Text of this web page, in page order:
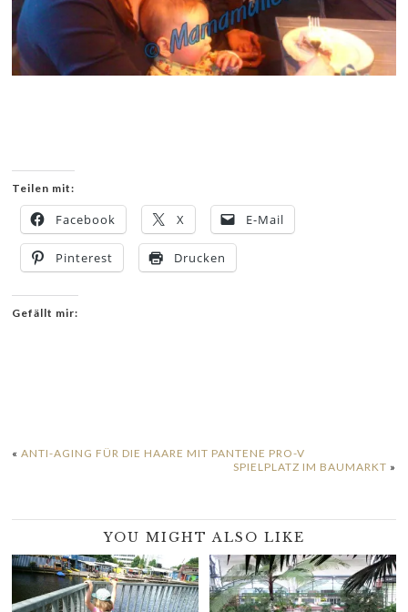
Teilen mit:
Facebook X E-Mail
Pinterest Drucken
Gefällt mir:
«ANTI-AGING FÜR DIE HAARE MIT PANTENE PRO-V
SPIELPLATZ IM BAUMARKT »
YOU MIGHT ALSO LIKE